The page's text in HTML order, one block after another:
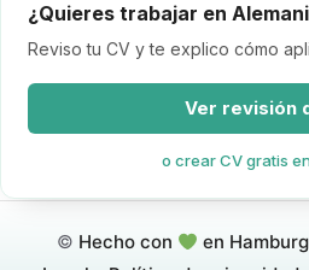
¿Quieres trabajar en
Reviso tu CV y te explico cómo
Ver revisión
o crear CV gratis
© Hecho con en